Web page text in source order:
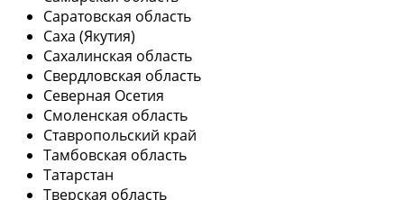
Саратовская область
Саха (Якутия)
Сахалинская область
Свердловская область
Северная Осетия
Смоленская область
Ставропольский край
Тамбовская область
Татарстан
Тверская область